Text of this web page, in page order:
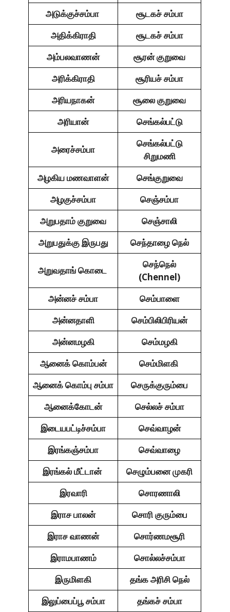
அடுக்குச்சம்பா
சூடகச் சம்பா
அதிக்கிராதி
சூடகச் சம்பா
அம்பலவாணன்
சூரன் குறுவை
அரிக்கிராதி
சூரியச் சம்பா
அரியநாகன்
சூலை குறுவை
அரியான்
செங்கல்பட்டு
அரைச்சம்பா
செங்கல்பட்டு
சிறுமணி
அழகிய மணவாளன்
செங்குறுவை
அழகுச்சம்பா
செஞ்சம்பா
அறுபதாம் குறுவை
செஞ்சாலி
அறுபதுக்கு இருபது
செந்தாழை நெல்
அறுவதாங் கொடை
செந்நெல்
(Chennel)
அன்னச் சம்பா
செம்பாளை
அன்னதாளி
செம்பிலிபிரியன்
அன்னமழகி
செம்மழகி
ஆனைக் கொம்பன்
செம்மிளகி
ஆனைக் கொம்பு சம்பா
செருக்குரும்பை
ஆனைக்கோடன்
செல்லச் சம்பா
இடையபட்டிச்சம்பா
செவ்வாழன்
இரங்கஞ்சம்பா
செவ்வாழை
இரங்கல் மீட்டான்
செழும்பனை முகரி
இரவாரி
சொரணாலி
இராச பாலன்
சொரி குரும்பை
இராச வாணன்
சொர்ணமசூரி
இராமபாணம்
சொல்லச்சம்பா
இருமிளகி
தங்க அரிசி நெல்
இலுப்பைப்பூ சம்பா
தங்கச் சம்பா